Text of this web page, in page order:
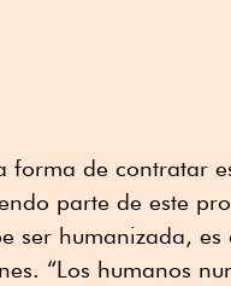
forma de contratar
parte de este
ser humanizada,
“Los humanos